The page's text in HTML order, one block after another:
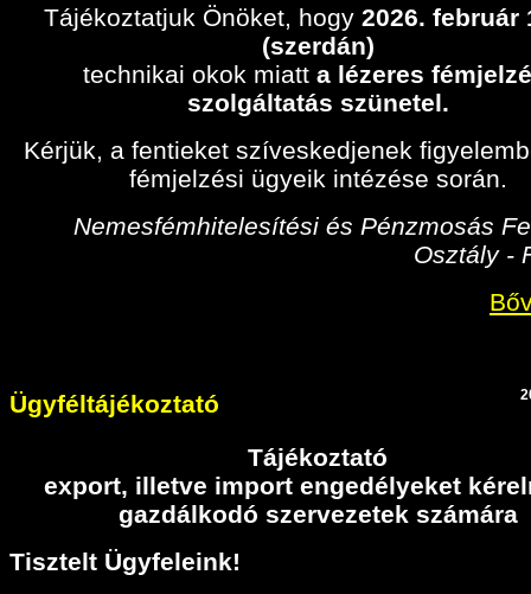
Tájékoztatjuk Önöket, hogy 2026. február
(szerdán)
technikai okok miatt a lézeres
szolgáltatás szünetel.
Kérjük, a fentieket szíveskedjenek
fémjelzési ügyeik intézése során.
Nemesfémhitelesítési és Pénzmosás
Osztály -
Ügyféltájékoztató
Tájékoztató
export, illetve import engedélyeket
gazdálkodó szervezetek számára
Tisztelt Ügyfeleink!